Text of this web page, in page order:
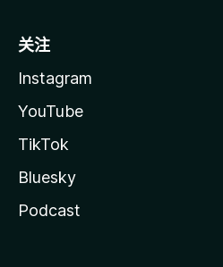
关注
Instagram
YouTube
TikTok
Bluesky
Podcast